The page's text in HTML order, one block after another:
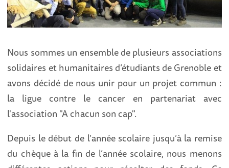
Nous sommes un ensemble de plusieurs associations
solidaires et humanitaires d’étudiants de Grenoble et
avons décidé de nous unir pour un projet commun :
la ligue contre le cancer en partenariat avec
l'association "A chacun son cap".
Depuis le début de l’année scolaire jusqu’à la remise
du chèque à la fin de l’année scolaire, nous menons